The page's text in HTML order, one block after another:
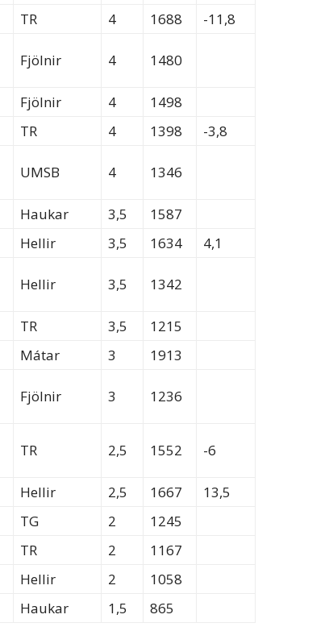
TR 4 1688 -11,8
Fjölnir 4 1480
Fjölnir 4
1498
TR 4 1398 -3,8
UMSB 4 1346
Haukar 3,5
1587
Hellir 3,5 1634 4,1
Hellir 3,5 1342
TR 3,5
1215
Mátar 3 1913
Fjölnir 3 1236
TR 2,5 1552 -6
Hellir 2,5 1667
13,5
TG 2
1245
TR 2
1167
Hellir 2
1058
Haukar 1,5 865